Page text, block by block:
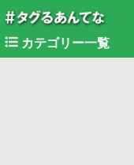
カテゴリー一覧